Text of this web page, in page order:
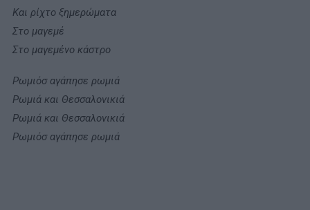
Και ρίχτο ξημερώματα
Στο μαγεμέ
Στο μαγεμένο κάστρο
Ρωμιόσ αγάπησε ρωμιά
Ρωμιά και Θεσσαλονικιά
Ρωμιά και Θεσσαλονικιά
Ρωμιόσ αγάπησε ρωμιά